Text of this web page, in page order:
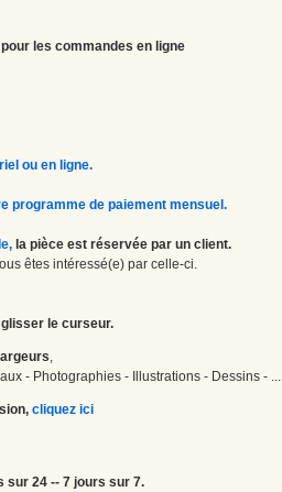
les commandes en ligne
ou en ligne.
programme de paiement mensuel.
la pièce est réservée par un client.
êtes intéressé(e) par celle-ci.
le curseur.
,
- Photographies - Illustrations - Dessins - ...
cliquez ici
sur 24 -- 7 jours sur 7.